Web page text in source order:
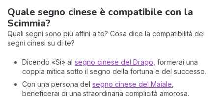
Quale segno cinese è compatibile con la
Scimmia?
Quali segni sono più affini a te? Cosa dice la compatibilità dei
segni cinesi su di te?
Dicendo «Sì» al segno cinese del Drago , formerai una
coppia mitica sotto il segno della fortuna e del successo.
Con una persona del segno cinese del Maiale
beneficerai di una straordinaria complicità amorosa.